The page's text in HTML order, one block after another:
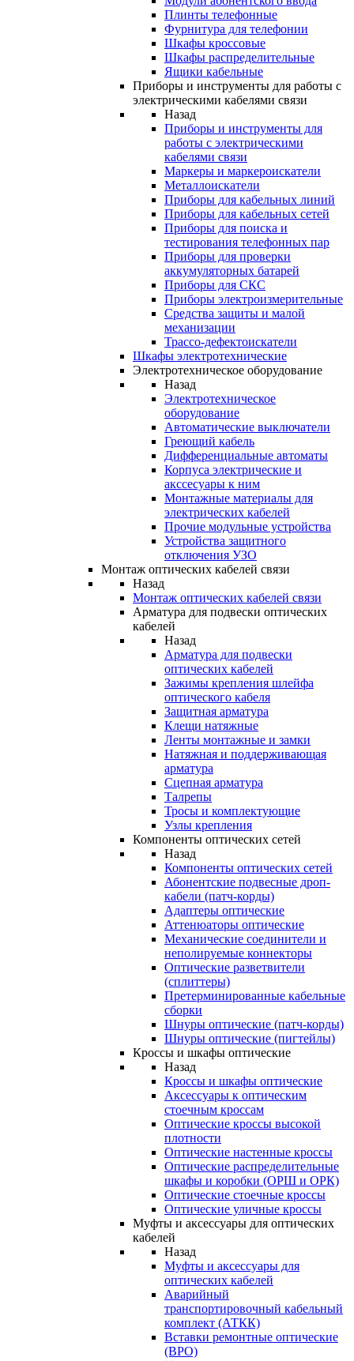
Плинты телефонные
Фурнитура для телефонии
Шкафы кроссовые
Шкафы распределительные
Ящики кабельные
Приборы и инструменты для работы с
электрическими кабелями связи
Назад
Приборы и инструменты для
работы с электрическими
кабелями связи
Маркеры и маркероискатели
Металлоискатели
Приборы для кабельных линий
Приборы для кабельных сетей
Приборы для поиска и
тестирования телефонных пар
Приборы для проверки
аккумуляторных батарей
Приборы для СКС
Приборы электроизмерительные
Средства защиты и малой
механизации
Трассо-дефектоискатели
Шкафы электротехнические
Электротехническое оборудование
Назад
Электротехническое
оборудование
Автоматические выключатели
Греющий кабель
Дифференциальные автоматы
Корпуса электрические и
акссесуары к ним
Монтажные материалы для
электрических кабелей
Прочие модульные устройства
Устройства защитного
отключения УЗО
Монтаж оптических кабелей связи
Назад
Монтаж оптических кабелей связи
Арматура для подвески оптических
кабелей
Назад
Арматура для подвески
оптических кабелей
Зажимы крепления шлейфа
оптического кабеля
Защитная арматура
Клещи натяжные
Ленты монтажные и замки
Натяжная и поддерживающая
арматура
Сцепная арматура
Талрепы
Тросы и комплектующие
Узлы крепления
Компоненты оптических сетей
Назад
Компоненты оптических сетей
Абонентские подвесные дроп-
кабели (патч-корды)
Адаптеры оптические
Аттенюаторы оптические
Механические соединители и
неполируемые коннекторы
Оптические разветвители
(сплиттеры)
Претерминированные кабельные
сборки
Шнуры оптические (патч-корды)
Шнуры оптические (пигтейлы)
Кроссы и шкафы оптические
Назад
Кроссы и шкафы оптические
Аксессуары к оптическим
стоечным кроссам
Оптические кроссы высокой
плотности
Оптические настенные кроссы
Оптические распределительные
шкафы и коробки (ОРШ и ОРК)
Оптические стоечные кроссы
Оптические уличные кроссы
Муфты и аксессуары для оптических
кабелей
Назад
Муфты и аксессуары для
оптических кабелей
Аварийный
транспортировочный кабельный
комплект (АТКК)
Вставки ремонтные оптические
(ВРО)